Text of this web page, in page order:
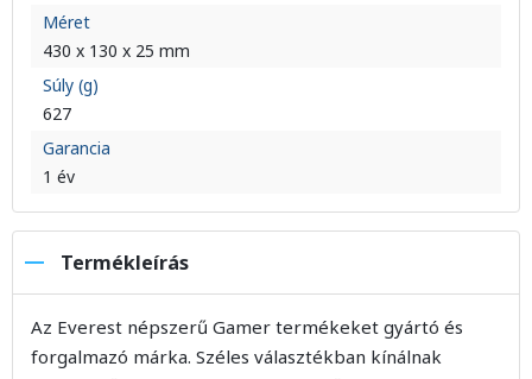
Méret
430 x 130 x 25 mm
Súly (g)
627
Garancia
1 év
Termékleírás
Az Everest népszerű Gamer termékeket gyártó és
forgalmazó márka. Széles választékban kínálnak